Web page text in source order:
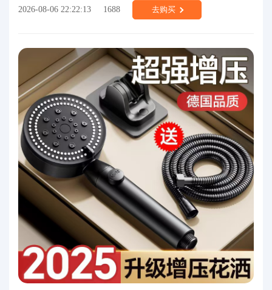
2026-08-06 22:22:13 1688 去购买